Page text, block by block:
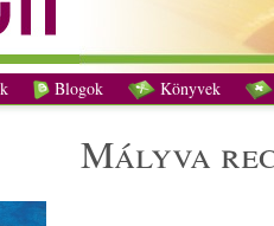
Blogok Könyvek
mályva